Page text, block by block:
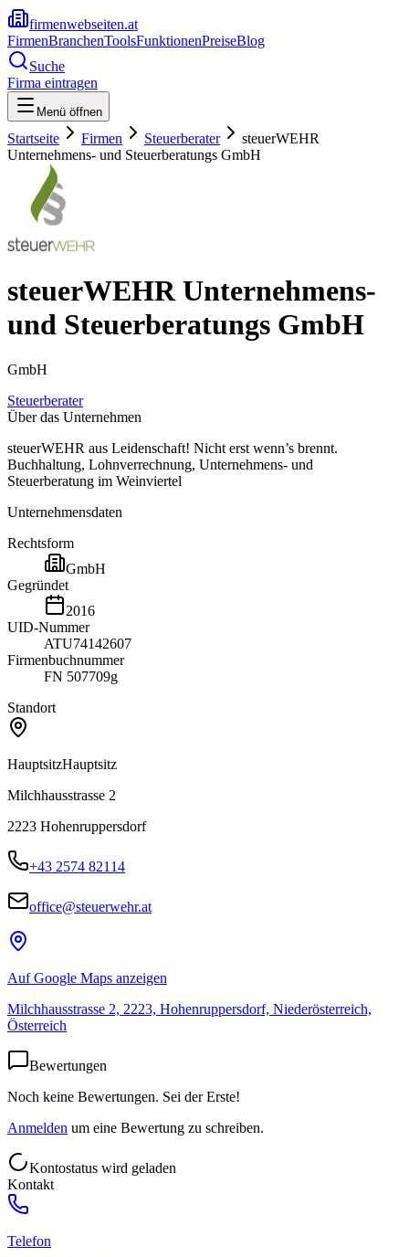
firmenwebseiten.at
FirmenBranchenToolsFunktionenPreiseBlog
Suche
Firma eintragen
Menü öffnen
Startseite Firmen Steuerberater
steuerWEHR
Unternehmens- und Steuerberatungs GmbH
steuerWEHR Unternehmens-
und Steuerberatungs GmbH
GmbH
Steuerberater
Über das Unternehmen
steuerWEHR aus Leidenschaft! Nicht erst wenn’s brennt.
Buchhaltung, Lohnverrechnung, Unternehmens- und
Steuerberatung im Weinviertel
Unternehmensdaten
Rechtsform
GmbH
Gegründet
2016
UID-Nummer
ATU74142607
Firmenbuchnummer
FN 507709g
Standort
HauptsitzHauptsitz
Milchhausstrasse 2
2223 Hohenruppersdorf
+43 2574 82114
office@steuerwehr.at
Auf Google Maps anzeigen
Milchhausstrasse 2, 2223, Hohenruppersdorf, Niederösterreich,
Österreich
Bewertungen
Noch keine Bewertungen. Sei der Erste!
Anmelden um eine Bewertung zu schreiben.
Kontostatus wird geladen
Kontakt
Telefon